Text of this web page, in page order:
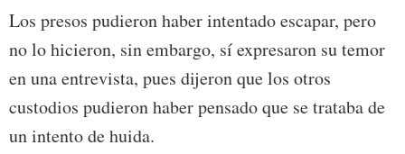
Los presos pudieron haber intentado escapar, pero
no lo hicieron, sin embargo, sí expresaron su temor
en una entrevista, pues dijeron que los otros
custodios pudieron haber pensado que se trataba de
un intento de huida.